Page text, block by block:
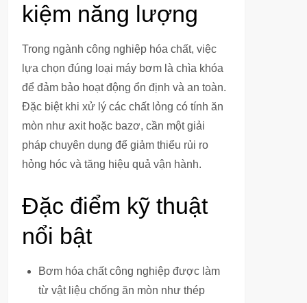
kiệm năng lượng
Trong ngành công nghiệp hóa chất, việc
lựa chọn đúng loại máy bơm là chìa khóa
để đảm bảo hoạt động ổn định và an toàn.
Đặc biệt khi xử lý các chất lỏng có tính ăn
mòn như axit hoặc bazơ, cần một giải
pháp chuyên dụng để giảm thiểu rủi ro
hỏng hóc và tăng hiệu quả vận hành.
Đặc điểm kỹ thuật
nổi bật
Bơm hóa chất công nghiệp được làm
từ vật liệu chống ăn mòn như thép